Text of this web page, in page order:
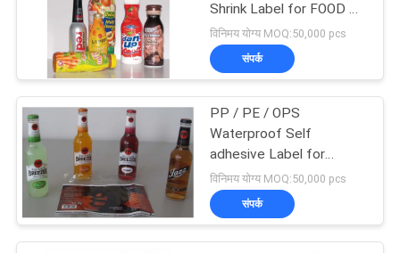
Shrink Label for FOOD &
Beverage
विनिमय योग्य MOQ:50,000 pcs
संपर्क
PP / PE / OPS
Waterproof Self
adhesive Label for
Bottled Beverage
विनिमय योग्य MOQ:50,000 pcs
संपर्क